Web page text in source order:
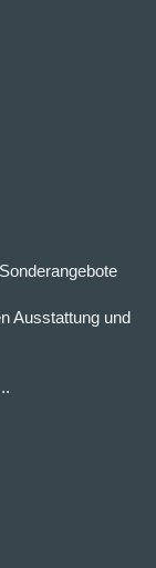
Ausstattung und